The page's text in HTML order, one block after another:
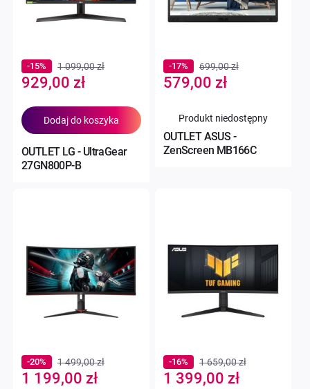
OUTLET LG - UltraGear
27GN800P-B
Special
Price
929,00 zł
-15% 1 099,00 zł
Dodaj do koszyka
OUTLET ASUS -
ZenScreen MB166C
Special
Price
579,00 zł
-17% 699,00 zł
Produkt niedostępny
Special
Price
1 199,00 zł
-20% 1 499,00 zł
Special
Price
1 399,00 zł
-16% 1 659,00 zł